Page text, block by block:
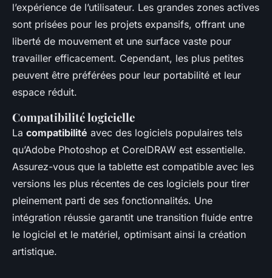
l’expérience de l’utilisateur. Les grandes zones actives
sont prisées pour les projets expansifs, offrant une
liberté de mouvement et une surface vaste pour
travailler efficacement. Cependant, les plus petites
peuvent être préférées pour leur portabilité et leur
espace réduit.
Compatibilité logicielle
La compatibilité avec des logiciels populaires tels
qu’Adobe Photoshop et CorelDRAW est essentielle.
Assurez-vous que la tablette est compatible avec les
versions les plus récentes de ces logiciels pour tirer
pleinement parti de ses fonctionnalités. Une
intégration réussie garantit une transition fluide entre
le logiciel et le matériel, optimisant ainsi la création
artistique.